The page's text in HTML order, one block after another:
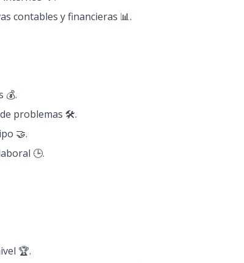
contables y financieras 📊.
💰.
problemas 🛠️.
🤝.
🕒.
🏆.